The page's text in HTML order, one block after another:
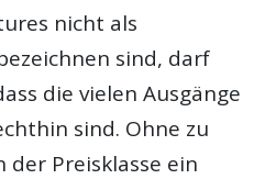
nicht als
sind, darf
die vielen Ausgänge
sind. Ohne zu
der Preisklasse ein